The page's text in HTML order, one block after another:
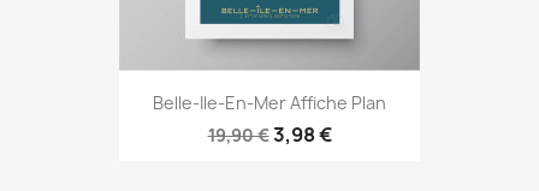
Belle-Ile-En-Mer Affiche Plan
19,90 €3,98 €